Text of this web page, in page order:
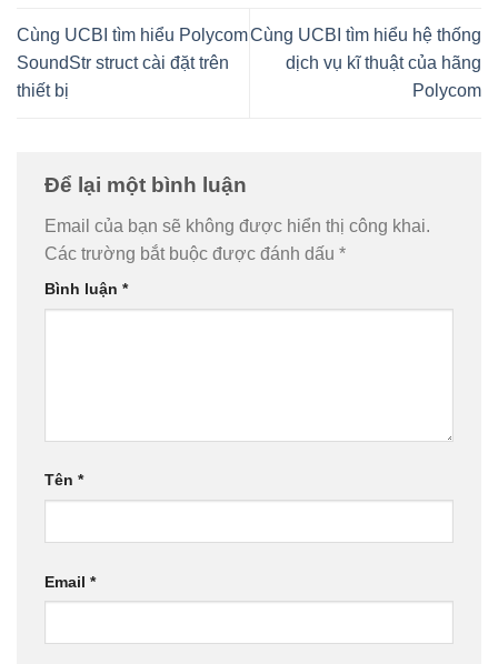
Cùng UCBI tìm hiểu Polycom
SoundStr struct cài đặt trên
thiết bị
Cùng UCBI tìm hiểu hệ thống
dịch vụ kĩ thuật của hãng
Polycom
Để lại một bình luận
Email của bạn sẽ không được hiển thị công khai.
Các trường bắt buộc được đánh dấu *
Bình luận *
Tên *
Email *